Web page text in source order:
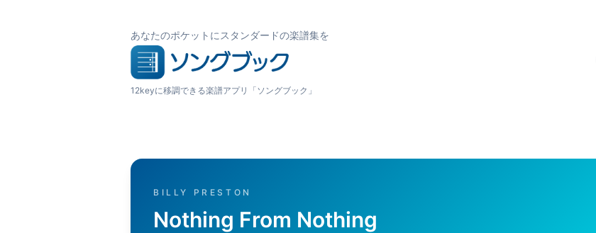
あなたのポケットにスタンダードの楽譜集を
12keyに移調できる楽譜アプリ「ソングブック」
BILLY PRESTON
Nothing From Nothing